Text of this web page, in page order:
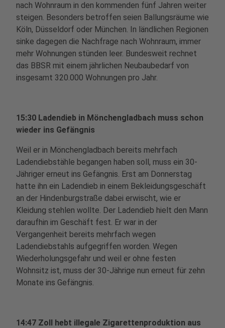
nach Wohnraum in den kommenden fünf Jahren weiter
steigen. Besonders betroffen seien Ballungsräume wie
Köln, Düsseldorf oder München. In ländlichen Regionen
sinke dagegen die Nachfrage nach Wohnraum, immer
mehr Wohnungen stünden leer. Bundesweit rechnet
das BBSR mit einem jährlichen Neubaubedarf von
insgesamt 320.000 Wohnungen pro Jahr.
15:30 Ladendieb in Mönchengladbach muss schon
wieder ins Gefängnis
Weil er in Mönchengladbach bereits mehrfach
Ladendiebstähle begangen haben soll, muss ein 30-
Jähriger erneut ins Gefängnis. Erst am Donnerstag
hatte ihn ein Ladendieb in einem Bekleidungsgeschäft
an der Hindenburgstraße dabei erwischt, wie er
Kleidung stehlen wollte. Der Ladendieb hielt den Mann
daraufhin im Geschäft fest. Er war in der
Vergangenheit bereits mehrfach wegen
Ladendiebstahls aufgegriffen worden. Wegen
Wiederholungsgefahr und weil er ohne festen
Wohnsitz ist, muss der 30-Jährige nun erneut für zehn
Monate ins Gefängnis.
14:47 Zoll hebt illegale Zigarettenproduktion aus